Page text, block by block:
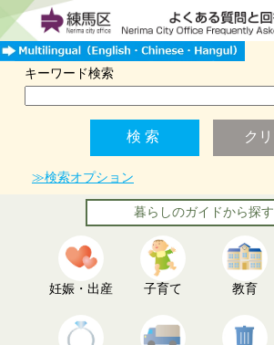
キーワード検索
≫検索オプション
暮らしのガイドから探す
妊娠・出産 子育て 教育